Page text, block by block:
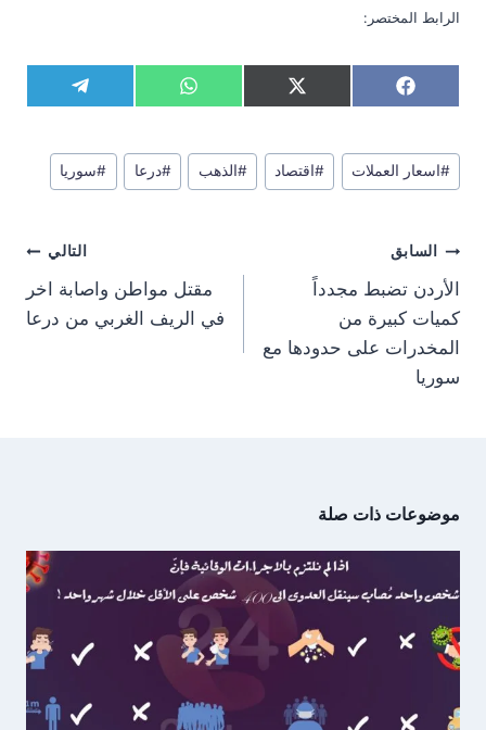
الرابط المختصر:
S
h
r
e
o
F
a
e
b
o
S
h
r
e
o
X
(
w
i
t
S
h
r
o
W
h
t
A
S
h
r
e
o
T
e
e
g
r
وسوم
المقال:
#اسعار العملات #اقتصاد #الذهب #درعا #سوريا
تصفّح
المقالات
السابق
الأردن تضبط مجدداً
كميات كبيرة من
المخدرات على حدودها مع
سوريا
التالي
مقتل مواطن واصابة اخر
في الريف الغربي من درعا
موضوعات ذات صلة